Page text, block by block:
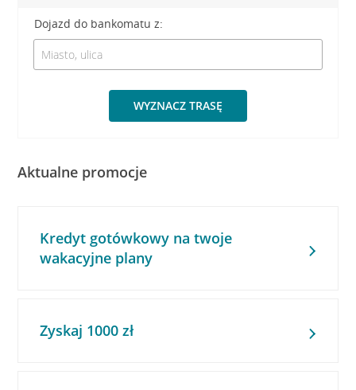
Dojazd do bankomatu z:
WYZNACZ TRASĘ
Aktualne promocje
Kredyt gotówkowy na twoje
wakacyjne plany
Zyskaj 1000 zł